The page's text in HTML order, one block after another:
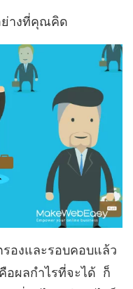
ย่างที่คุณคิด
องและรอบคอบแล้ว
อผลกำไรที่จะได้ ก็